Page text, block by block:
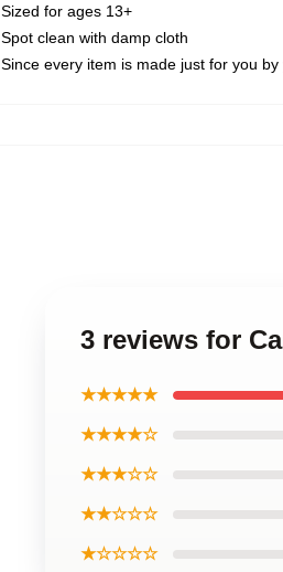
Sized for ages 13+
Spot clean with damp cloth
Since every item is made just for you
3 reviews for
★★★★★
★★★★☆
★★★☆☆
★★☆☆☆
★☆☆☆☆